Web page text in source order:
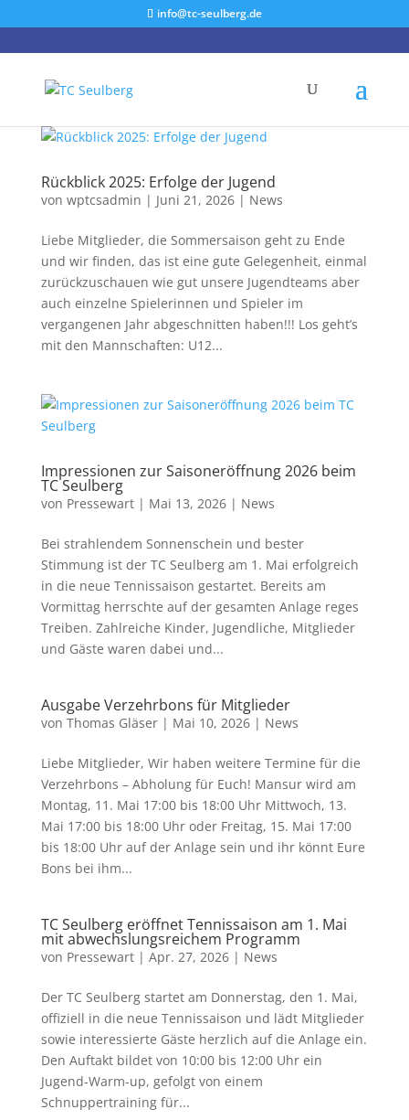
info@tc-seulberg.de
Rückblick 2025: Erfolge der Jugend
von wptcsadmin | Juni 21, 2026| News
Liebe Mitglieder, die Sommersaison geht zu Ende
und wir finden, das ist eine gute Gelegenheit, einmal
zurückzuschauen wie gut unsere Jugendteams aber
auch einzelne Spielerinnen und Spieler im
vergangenen Jahr abgeschnitten haben!!! Los geht’s
mit den Mannschaften: U12...
Impressionen zur Saisoneröffnung 2026 beim
TC Seulberg
von Pressewart| Mai 13, 2026| News
Bei strahlendem Sonnenschein und bester
Stimmung ist der TC Seulberg am 1. Mai erfolgreich
in die neue Tennissaison gestartet. Bereits am
Vormittag herrschte auf der gesamten Anlage reges
Treiben. Zahlreiche Kinder, Jugendliche, Mitglieder
und Gäste waren dabei und...
Ausgabe Verzehrbons für Mitglieder
von Thomas Gläser| Mai 10, 2026| News
Liebe Mitglieder, Wir haben weitere Termine für die
Verzehrbons – Abholung für Euch! Mansur wird am
Montag, 11. Mai 17:00 bis 18:00 Uhr Mittwoch, 13.
Mai 17:00 bis 18:00 Uhr oder Freitag, 15. Mai 17:00
bis 18:00 Uhr auf der Anlage sein und ihr könnt Eure
Bons bei ihm...
TC Seulberg eröffnet Tennissaison am 1. Mai
mit abwechslungsreichem Programm
von Pressewart| Apr. 27, 2026| News
Der TC Seulberg startet am Donnerstag, den 1. Mai,
offiziell in die neue Tennissaison und lädt Mitglieder
sowie interessierte Gäste herzlich auf die Anlage ein.
Den Auftakt bildet von 10:00 bis 12:00 Uhr ein
Jugend-Warm-up, gefolgt von einem
Schnuppertraining für...